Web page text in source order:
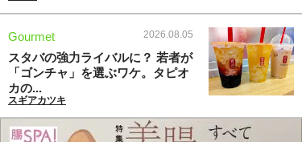
Gourmet 2026.08.05
スタバの強力ライバルに？ 若者が
「ゴンチャ」を選ぶワケ。タピオ
カの...
スギアカツキ